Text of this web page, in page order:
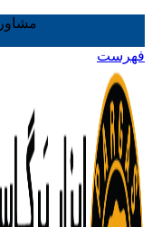
فهرست